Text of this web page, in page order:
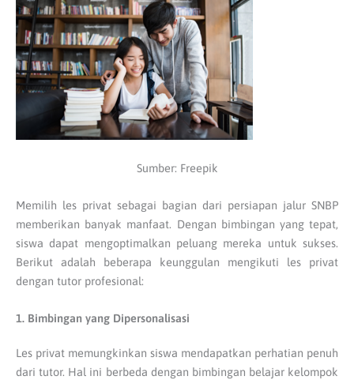
Sumber: Freepik
Memilih les privat sebagai bagian dari persiapan jalur SNBP
memberikan banyak manfaat. Dengan bimbingan yang tepat,
siswa dapat mengoptimalkan peluang mereka untuk sukses.
Berikut adalah beberapa keunggulan mengikuti les privat
dengan tutor profesional:
1. Bimbingan yang Dipersonalisasi
Les privat memungkinkan siswa mendapatkan perhatian penuh
dari tutor. Hal ini berbeda dengan bimbingan belajar kelompok